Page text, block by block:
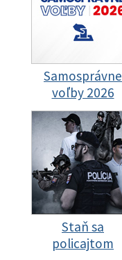
Samosprávne
voľby 2026
Staň sa
policajtom